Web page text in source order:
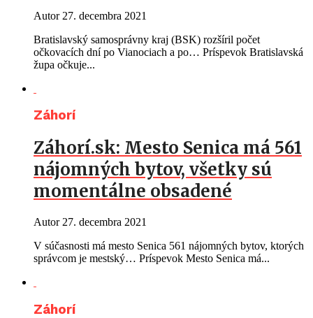
Autor 27. decembra 2021
Bratislavský samosprávny kraj (BSK) rozšíril počet
očkovacích dní po Vianociach a po… Príspevok Bratislavská
župa očkuje...
Záhorí
Záhorí.sk: Mesto Senica má 561
nájomných bytov, všetky sú
momentálne obsadené
Autor 27. decembra 2021
V súčasnosti má mesto Senica 561 nájomných bytov, ktorých
správcom je mestský… Príspevok Mesto Senica má...
Záhorí